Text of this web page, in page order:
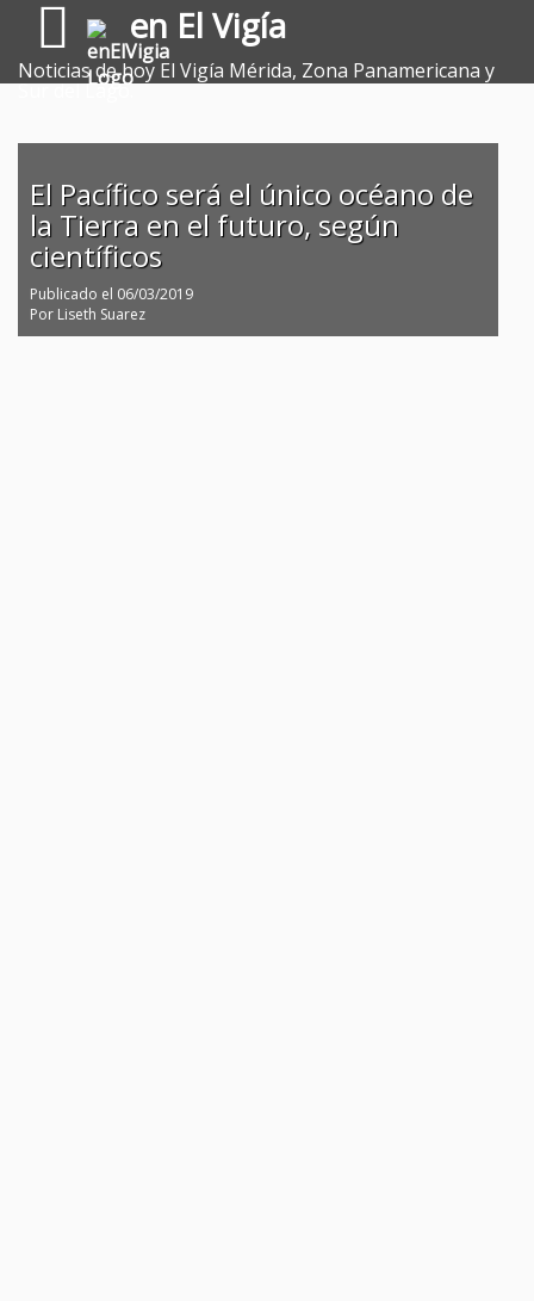
en El Vigía
Noticias de hoy El Vigía Mérida, Zona Panamericana y
Sur del Lago.
El Pacífico será el único océano de
la Tierra en el futuro, según
científicos
Publicado el 06/03/2019
Por Liseth Suarez